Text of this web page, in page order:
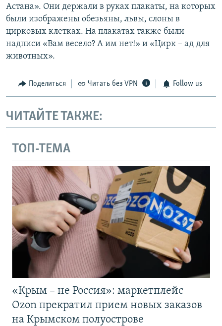
Астана». Они держали в руках плакаты, на которых
были изображены обезьяны, львы, слоны в
цирковых клетках. На плакатах также были
надписи «Вам весело? А им нет!» и «Цирк – ад для
животных».
Поделиться Читать без VPN Follow us
ЧИТАЙТЕ ТАКЖЕ:
ТОП-ТЕМА
«Крым – не Россия»: маркетплейс
Ozon прекратил прием новых заказов
на Крымском полуострове